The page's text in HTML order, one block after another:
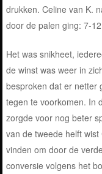
drukken. Celine van K.
door de palen ging: 7-
Het was snikheet,
de winst was weer in
besproken dat er netter
tegen te voorkomen. In
zorgde voor nog beter
van de tweede helft
vinden om door de
conversie volgens het